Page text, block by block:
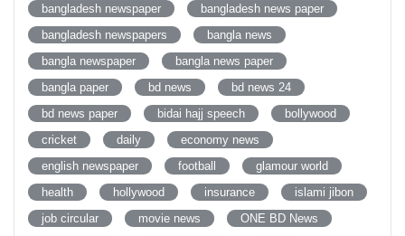
bangladesh newspaper
bangladesh news paper
bangladesh newspapers
bangla news
bangla newspaper
bangla news paper
bangla paper
bd news
bd news 24
bd news paper
bidai hajj speech
bollywood
cricket
daily
economy news
english newspaper
football
glamour world
health
hollywood insurance
islami jibon
job circular
movie news
ONE BD News